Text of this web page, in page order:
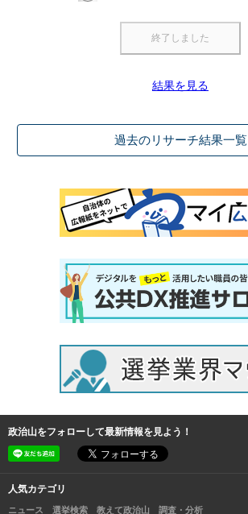
結果を見る
過去のリサーチ結果一覧
政治山をフォローして最新情報を見よう！
人気カテゴリ
ニュース 選挙検索 教えて政治山 調査・分析